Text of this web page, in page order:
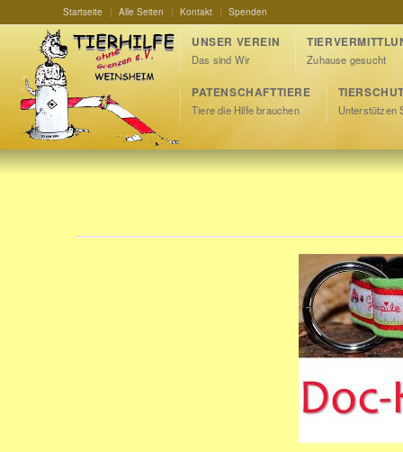
Startseite Alle Seiten Kontakt Spenden
UNSER VEREIN
Das sind Wir Zuhause gesucht
PATENSCHAFTTIERE
Tiere die Hilfe brauchen Unterstützen